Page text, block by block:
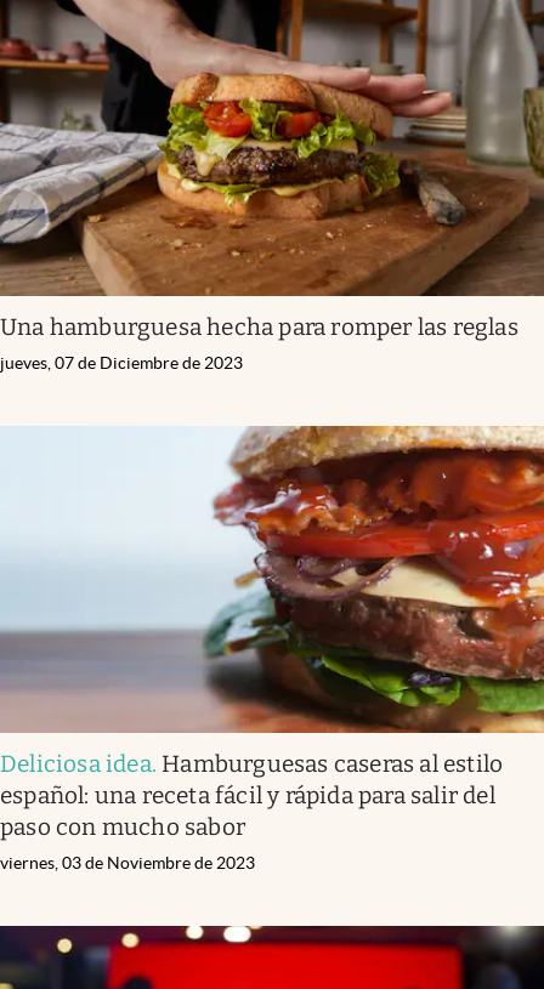
Una hamburguesa hecha para romper las reglas
jueves, 07 de Diciembre de 2023
Deliciosa idea. Hamburguesas caseras al estilo
español: una receta fácil y rápida para salir del
paso con mucho sabor
viernes, 03 de Noviembre de 2023